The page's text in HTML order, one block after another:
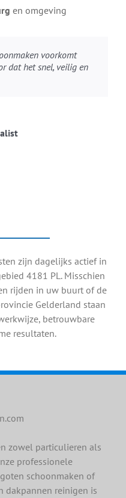
en omgeving
voorkomt
dat het snel, veilig en
zijn dagelijks actief in
4181 PL. Misschien
rijden in uw buurt of de
Gelderland staan
betrouwbare
resultaten.
zowel particulieren als
professionele
schoonmaken of
dakpannen reinigen is